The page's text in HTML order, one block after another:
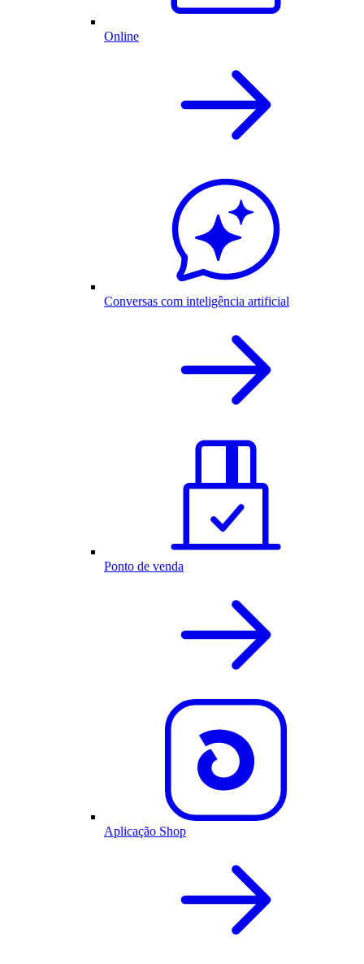
Online
Conversas com inteligência artificial
Ponto de venda
Aplicação Shop